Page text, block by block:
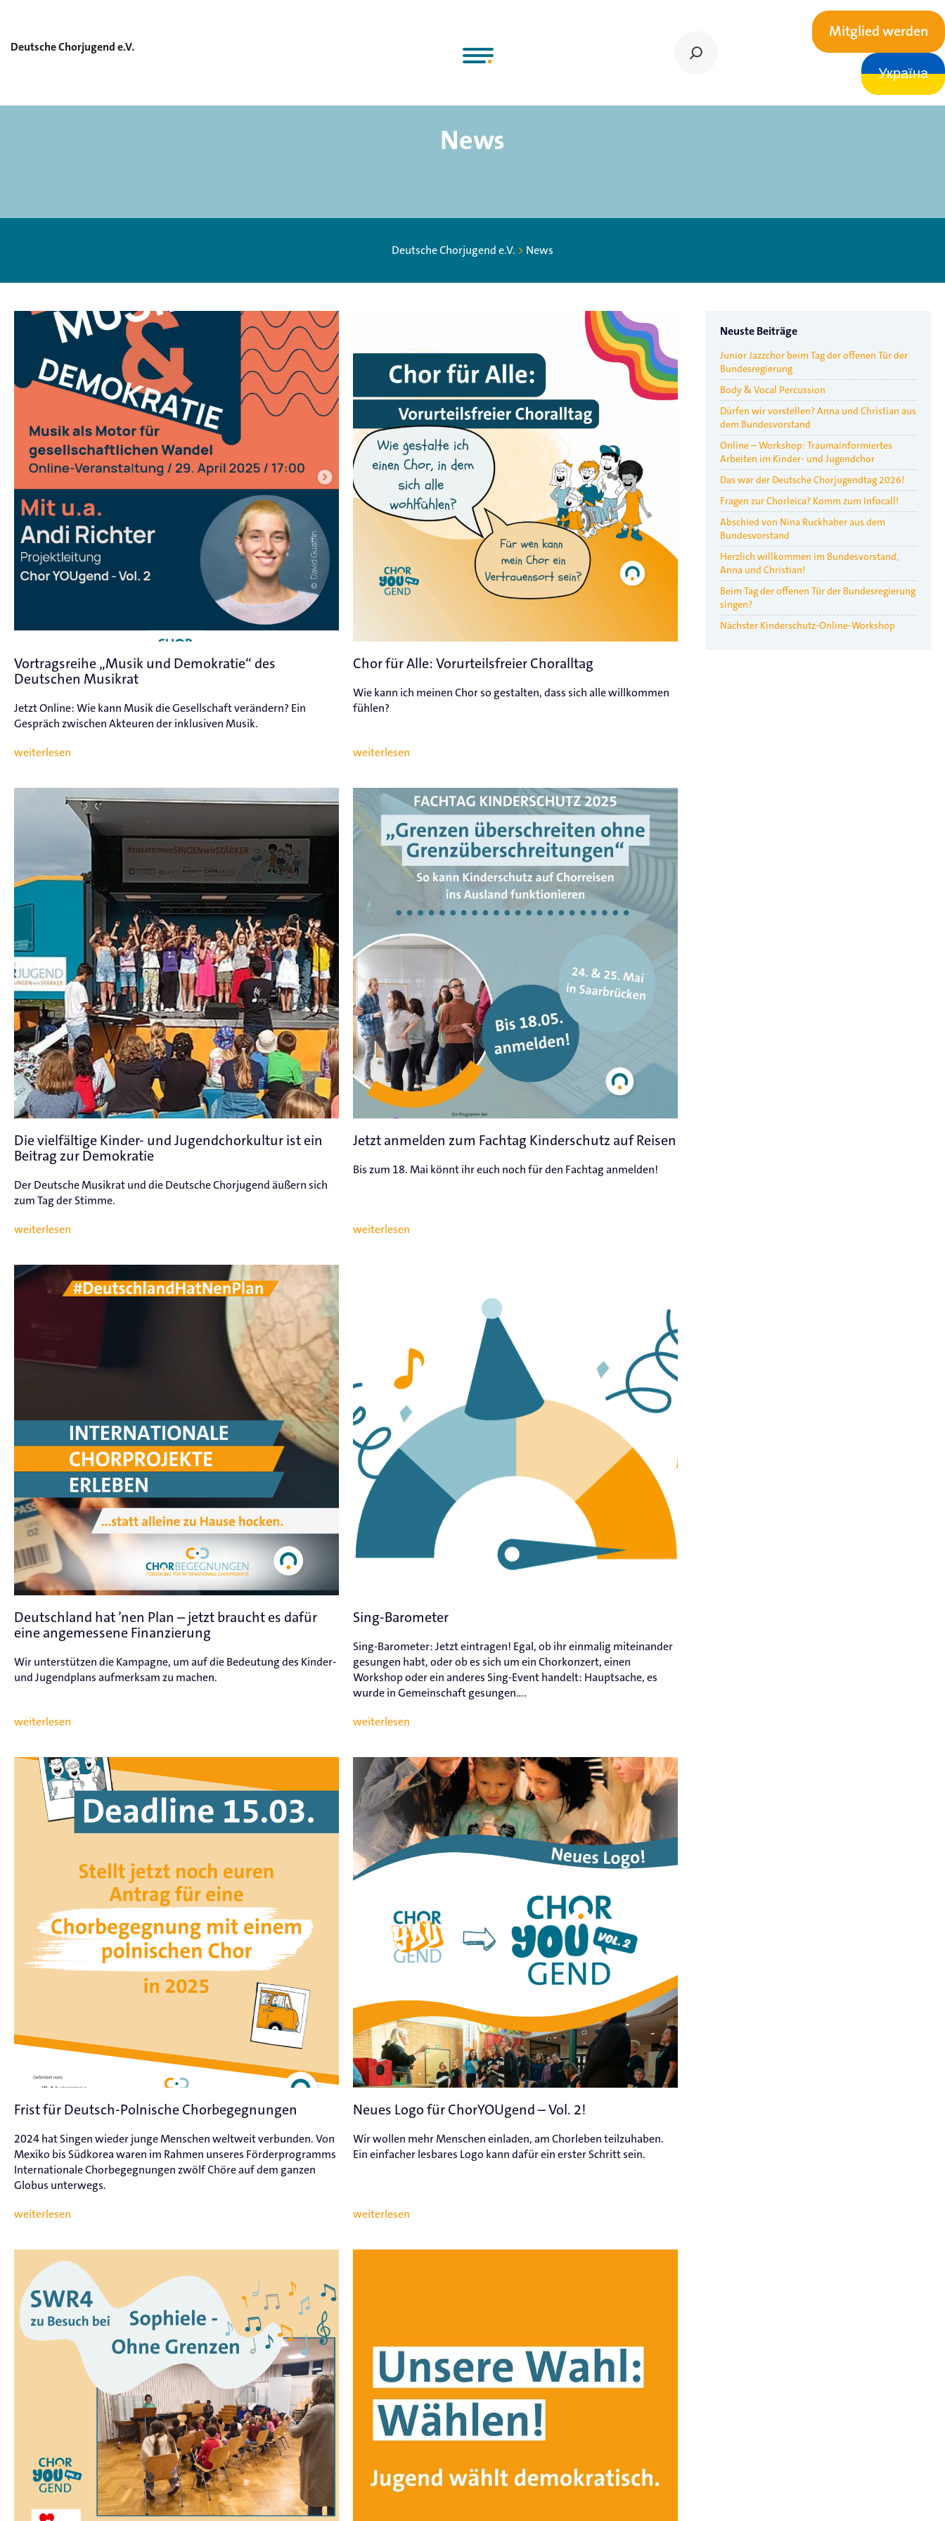
Deutsche Chorjugend e.V.
Mitglied werden
Україна
News
Deutsche Chorjugend e.V. > News
Vortragsreihe „Musik und Demokratie“ des
Deutschen Musikrat
Jetzt Online: Wie kann Musik die Gesellschaft verändern? Ein
Gespräch zwischen Akteuren der inklusiven Musik.
weiterlesen
Chor für Alle: Vorurteilsfreier Choralltag
Wie kann ich meinen Chor so gestalten, dass sich alle willkommen
fühlen?
weiterlesen
Die vielfältige Kinder- und Jugendchorkultur ist ein
Beitrag zur Demokratie
Der Deutsche Musikrat und die Deutsche Chorjugend äußern sich
zum Tag der Stimme.
weiterlesen
Jetzt anmelden zum Fachtag Kinderschutz auf Reisen
Bis zum 18. Mai könnt ihr euch noch für den Fachtag anmelden!
weiterlesen
Deutschland hat ’nen Plan – jetzt braucht es dafür
eine angemessene Finanzierung
Wir unterstützen die Kampagne, um auf die Bedeutung des Kinder-
und Jugendplans aufmerksam zu machen.
weiterlesen
Sing-Barometer
Sing-Barometer: Jetzt eintragen! Egal, ob ihr einmalig miteinander
gesungen habt, oder ob es sich um ein Chorkonzert, einen
Workshop oder ein anderes Sing-Event handelt: Hauptsache, es
wurde in Gemeinschaft gesungen....
weiterlesen
Frist für Deutsch-Polnische Chorbegegnungen
2024 hat Singen wieder junge Menschen weltweit verbunden. Von
Mexiko bis Südkorea waren im Rahmen unseres Förderprogramms
Internationale Chorbegegnungen zwölf Chöre auf dem ganzen
Globus unterwegs.
weiterlesen
Neues Logo für ChorYOUgend – Vol. 2!
Wir wollen mehr Menschen einladen, am Chorleben teilzuhaben.
Ein einfacher lesbares Logo kann dafür ein erster Schritt sein.
weiterlesen
Neuste Beiträge
Junior Jazzchor beim Tag der offenen Tür der
Bundesregierung
Body & Vocal Percussion
Dürfen wir vorstellen? Anna und Christian aus
dem Bundesvorstand
Online – Workshop: Traumainformiertes
Arbeiten im Kinder- und Jugendchor
Das war der Deutsche Chorjugendtag 2026!
Fragen zur Chorleica? Komm zum Infocall!
Abschied von Nina Ruckhaber aus dem
Bundesvorstand
Herzlich willkommen im Bundesvorstand,
Anna und Christian!
Beim Tag der offenen Tür der Bundesregierung
singen?
Nächster Kinderschutz-Online-Workshop